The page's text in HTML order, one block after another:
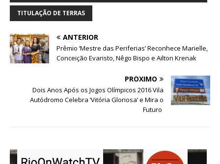
TITULAÇÃO DE TERRAS
ANTERIOR
Prêmio ‘Mestre das Periferias’ Reconhece Marielle,
Conceição Evaristo, Nêgo Bispo e Ailton Krenak
PRÓXIMO
Dois Anos Após os Jogos Olímpicos 2016 Vila
Autódromo Celebra ‘Vitória Gloriosa’ e Mira o
Futuro